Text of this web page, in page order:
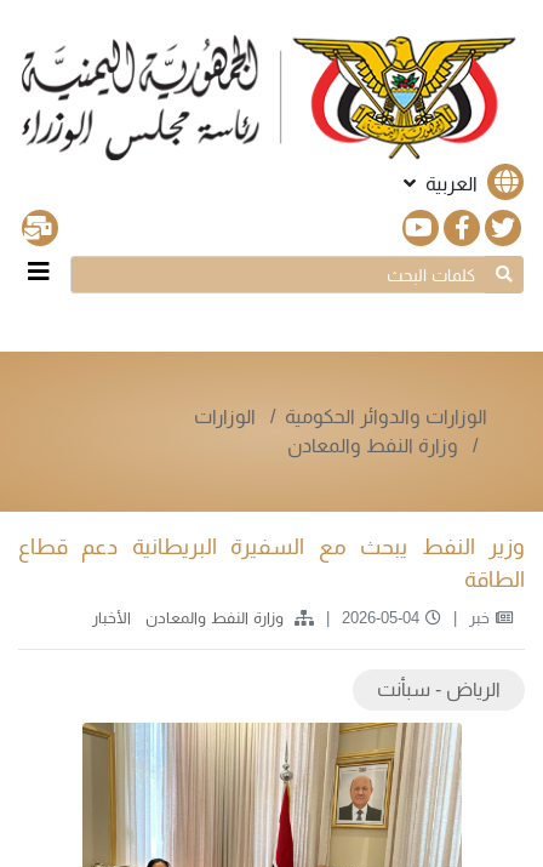
العربية
الوزارات والدوائر الحكومية
الوزارات
وزارة النفط والمعادن
وزير النفط يبحث مع السفيرة البريطانية دعم قطاع
الطاقة
خبر 2026-05-04 وزارة النفط والمعادن الأخبار
الرياض - سبأنت